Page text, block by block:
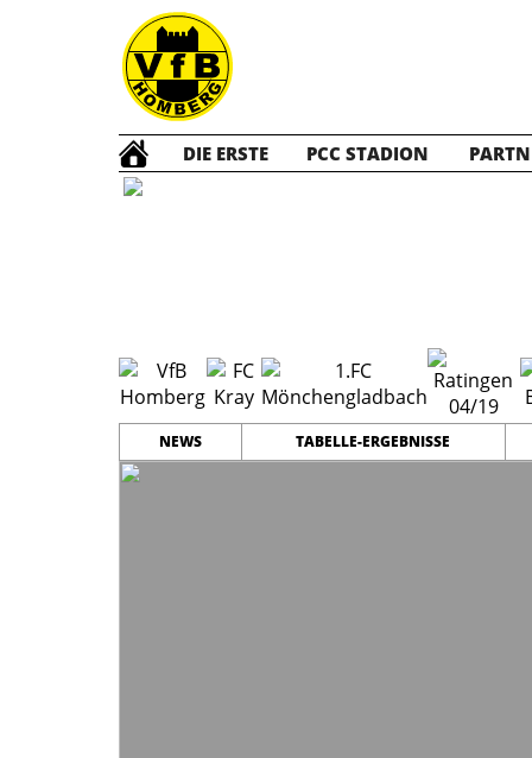
DIE ERSTE PCC STADION
NEWS TABELLE-ERGEBNISSE